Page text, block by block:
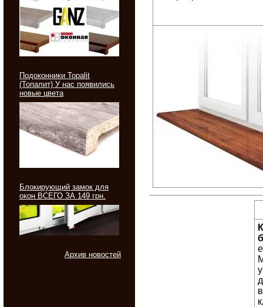
Подоконники Topalit
(Топалит) У нас появились
новые цвета
Блокирующий замок для
окон ВСЕГО ЗА 149 грн.
Архив новостей